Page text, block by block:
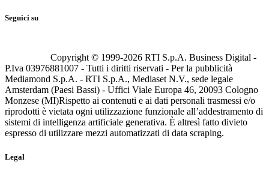
Seguici su
Copyright © 1999-2026 RTI S.p.A. Business Digital -
P.Iva 03976881007 - Tutti i diritti riservati - Per la pubblicità
Mediamond S.p.A. - RTI S.p.A., Mediaset N.V., sede legale
Amsterdam (Paesi Bassi) - Uffici Viale Europa 46, 20093 Cologno
Monzese (MI)Rispetto ai contenuti e ai dati personali trasmessi e/o
riprodotti è vietata ogni utilizzazione funzionale all’addestramento di
sistemi di intelligenza artificiale generativa. È altresì fatto divieto
espresso di utilizzare mezzi automatizzati di data scraping.
Legal